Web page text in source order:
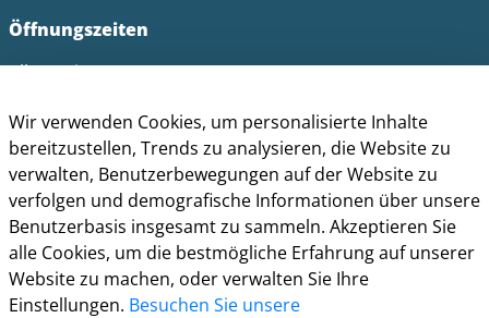
Öffnungszeiten
Allgemein
Donnerstag zusätzl. 14.00 - 17.00 Uhr
Bürgerbüro
Montag 8.00 - 16.00 Uhr
Dienstag 8.00 - 16.00 Uhr
Mittwoch 7.00 - 12.30 Uhr
Donnerstag 9.00 - 18.00 Uhr
Freitag 8.00 - 12.30 Uhr
Wir verwenden Cookies, um personalisierte Inhalte
bereitzustellen, Trends zu analysieren, die Website zu
verwalten, Benutzerbewegungen auf der Website zu
verfolgen und demografische Informationen über unsere
Benutzerbasis insgesamt zu sammeln. Akzeptieren Sie
alle Cookies, um die bestmögliche Erfahrung auf unserer
Website zu machen, oder verwalten Sie Ihre
Einstellungen. Besuchen Sie unsere